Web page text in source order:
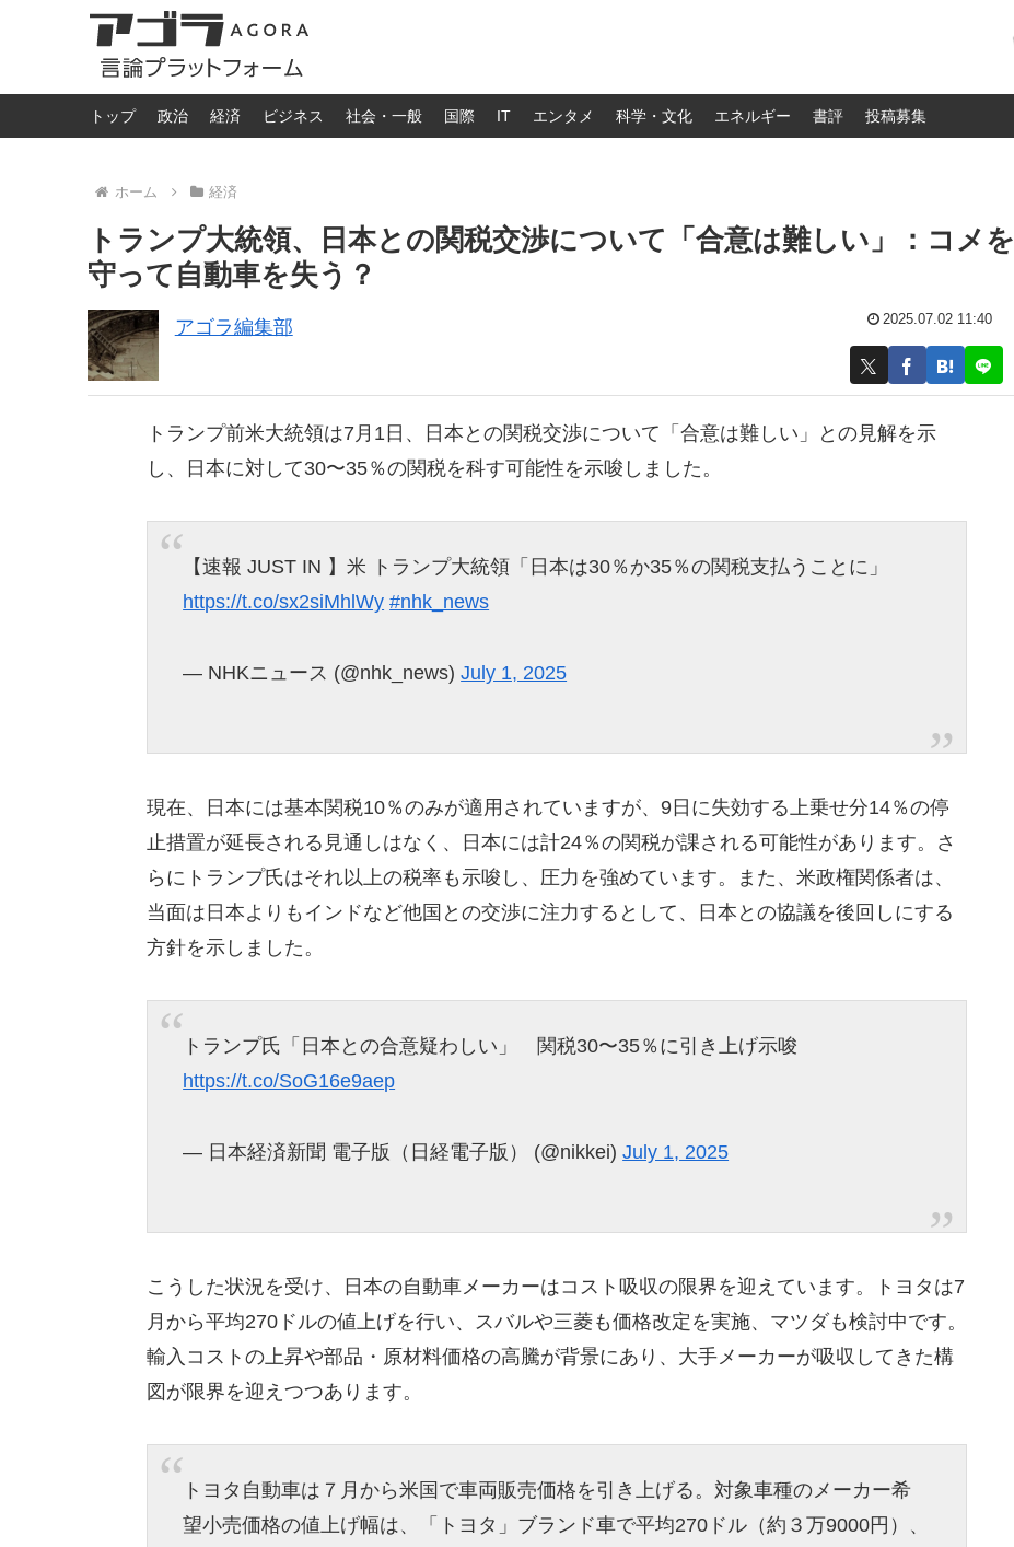
トップ 政治 経済 ビジネス 社会・一般 国際 IT エンタメ 科学・文化 エネルギー 書評 投稿募集
ホーム 経済
トランプ大統領、日本との関税交渉について「合意は難しい」：コメを
守って自動車を失う？
アゴラ編集部 2025.07.02 11:40
トランプ前米大統領は7月1日、日本との関税交渉について「合意は難しい」との見解を示
し、日本に対して30〜35％の関税を科す可能性を示唆しました。
【速報 JUST IN 】米 トランプ大統領「日本は30％か35％の関税支払うことに」
https://t.co/sx2siMhlWy #nhk_news
— NHKニュース (@nhk_news)July 1, 2025
現在、日本には基本関税10％のみが適用されていますが、9日に失効する上乗せ分14％の停
止措置が延長される見通しはなく、日本には計24％の関税が課される可能性があります。さ
らにトランプ氏はそれ以上の税率も示唆し、圧力を強めています。また、米政権関係者は、
当面は日本よりもインドなど他国との交渉に注力するとして、日本との協議を後回しにする
方針を示しました。
トランプ氏「日本との合意疑わしい」 関税30〜35％に引き上げ示唆
https://t.co/SoG16e9aep
— 日本経済新聞 電子版（日経電子版） (@nikkei)July 1, 2025
こうした状況を受け、日本の自動車メーカーはコスト吸収の限界を迎えています。トヨタは7
月から平均270ドルの値上げを行い、スバルや三菱も価格改定を実施、マツダも検討中です。
輸入コストの上昇や部品・原材料価格の高騰が背景にあり、大手メーカーが吸収してきた構
図が限界を迎えつつあります。
トヨタ自動車は７月から米国で車両販売価格を引き上げる。対象車種のメーカー希
望小売価格の値上げ幅は、「トヨタ」ブランド車で平均270ドル（約３万9000円）、